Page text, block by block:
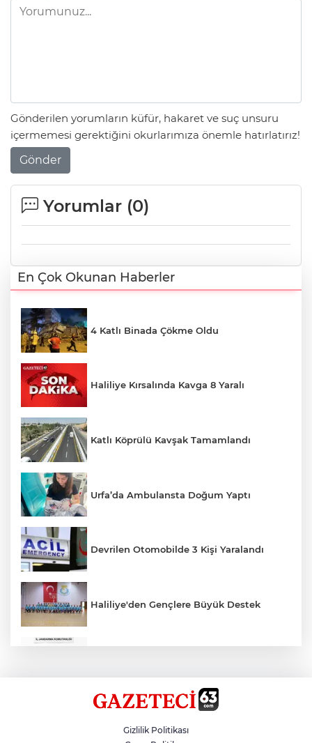
Gönderilen yorumların küfür, hakaret ve suç unsuru
içermemesi gerektiğini okurlarımıza önemle hatırlatırız!
Gönder
Yorumlar (0)
En Çok Okunan Haberler
4 Katlı Binada Çökme Oldu
Haliliye Kırsalında Kavga 8 Yaralı
Katlı Köprülü Kavşak Tamamlandı
Urfa’da Ambulansta Doğum Yaptı
Devrilen Otomobilde 3 Kişi Yaralandı
Haliliye'den Gençlere Büyük Destek
Hikmet Başak’tan Ulaşım Çalışması
Gizlilik Politikası